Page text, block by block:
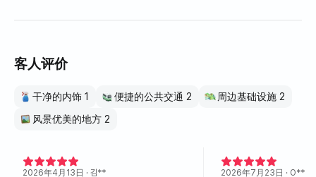
客人评价
干净的内饰 1 便捷的公共交通 2
周边基础设施 2
风景优美的地方 2
2026年4月13日 · 김** 2026年7月23日 · O**